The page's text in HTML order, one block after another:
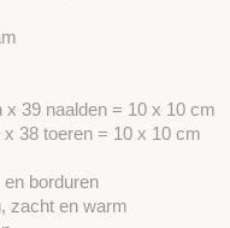
x 39 naalden = 10 x 10 cm
x 38 toeren = 10 x 10 cm
borduren
zacht en warm